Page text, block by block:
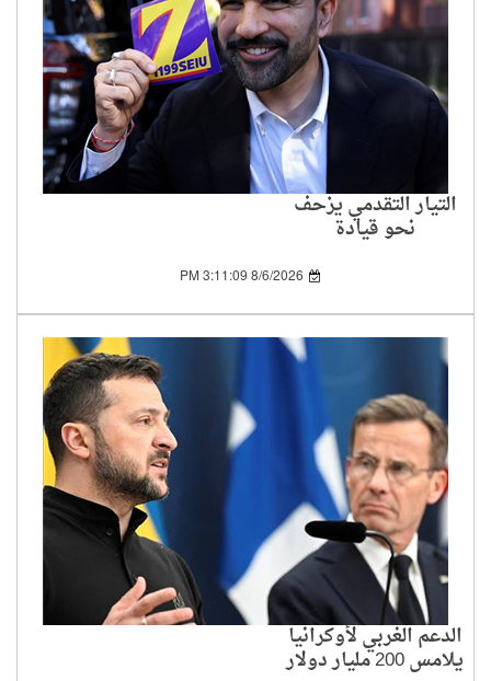
التيار التقدمي يزحف
نحو قيادة
وفلسطين في قلب 8/6/2026 3:11:09 PM
الدعم الغربي لأوكرانيا
يلامس 200 مليار دولار